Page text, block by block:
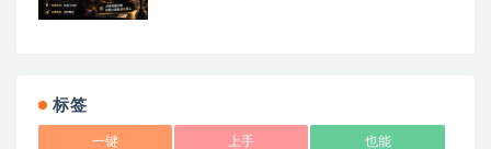
标签
一键 上手 也能